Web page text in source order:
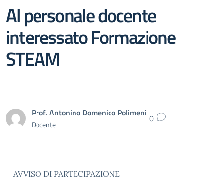
Al personale docente
interessato Formazione
STEAM
Prof. Antonino Domenico Polimeni
Docente 0
AVVISO DI PARTECIPAZIONE